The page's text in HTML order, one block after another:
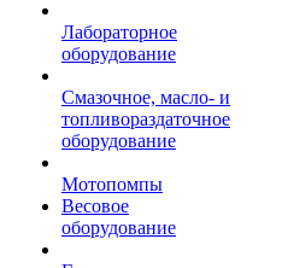
Лабораторное
оборудование
Смазочное, масло- и
топливораздаточное
оборудование
Мотопомпы
Весовое
оборудование